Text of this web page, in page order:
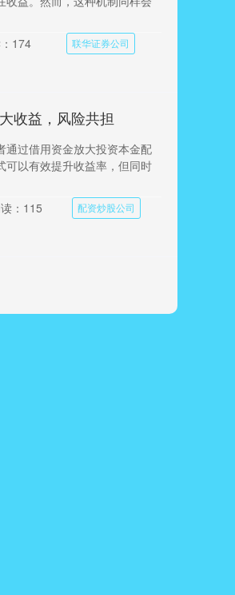
174 联华证券公司
收益，风险共担
通过借用资金放大投资本金配
可以有效提升收益率，但同时
：115 配资炒股公司